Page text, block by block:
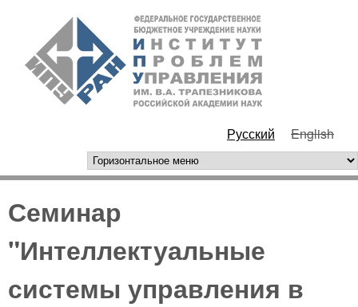
Перейти к основному
содержанию
РАН
Русский English
горизонтальное меню
Семинар
"Интеллектуальные
системы управления в